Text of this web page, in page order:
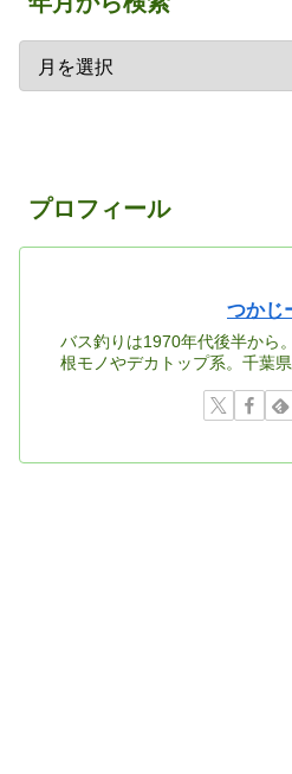
プロフィール
つかじ
バス釣りは1970年代後半から
根モノやデカトップ系。千葉県